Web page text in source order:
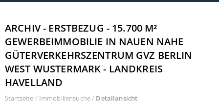
ARCHIV - ERSTBEZUG - 15.700 M²
GEWERBEIMMOBILIE IN NAUEN NAHE
GÜTERVERKEHRSZENTRUM GVZ BERLIN
WEST WUSTERMARK - LANDKREIS
HAVELLAND
Startseite / Immobiliensuche/ Detailansicht